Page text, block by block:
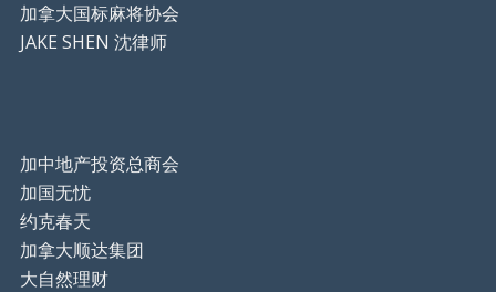
加拿大国标麻将协会
JAKE SHEN 沈律师
加中地产投资总商会
加国无忧
约克春天
加拿大顺达集团
大自然理财